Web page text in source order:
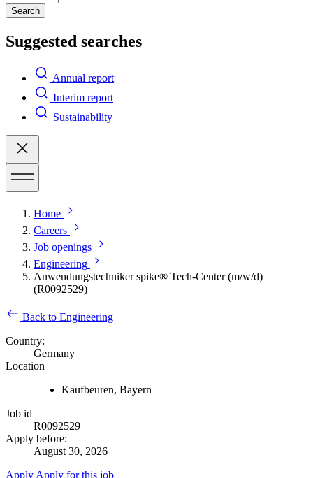
Search
Suggested searches
Annual report
Interim report
Sustainability
Home
Careers
Job openings
Engineering
Anwendungstechniker spike® Tech‑Center (m/w/d)
(R0092529)
Back to Engineering
Country:
Germany
Location
Kaufbeuren, Bayern
Job id
R0092529
Apply before:
August 30, 2026
Apply Apply for this job